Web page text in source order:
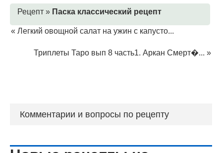
Рецепт » Паска классический рецепт
« Легкий овощной салат на ужин с капусто...
Триплеты Таро вып 8 часть1. Аркан Смерт�... »
Комментарии и вопросы по рецепту